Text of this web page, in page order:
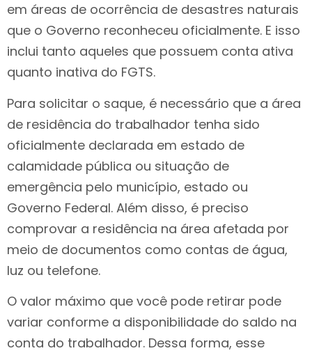
em áreas de ocorrência de desastres naturais
que o Governo reconheceu oficialmente. E isso
inclui tanto aqueles que possuem conta ativa
quanto inativa do FGTS.
Para solicitar o saque, é necessário que a área
de residência do trabalhador tenha sido
oficialmente declarada em estado de
calamidade pública ou situação de
emergência pelo município, estado ou
Governo Federal. Além disso, é preciso
comprovar a residência na área afetada por
meio de documentos como contas de água,
luz ou telefone.
O valor máximo que você pode retirar pode
variar conforme a disponibilidade do saldo na
conta do trabalhador. Dessa forma, esse